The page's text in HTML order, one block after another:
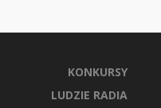
KONKURSY
LUDZIE RADIA